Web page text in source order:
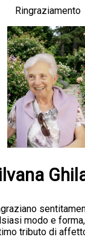
Ringraziamento
modo e
tributo di